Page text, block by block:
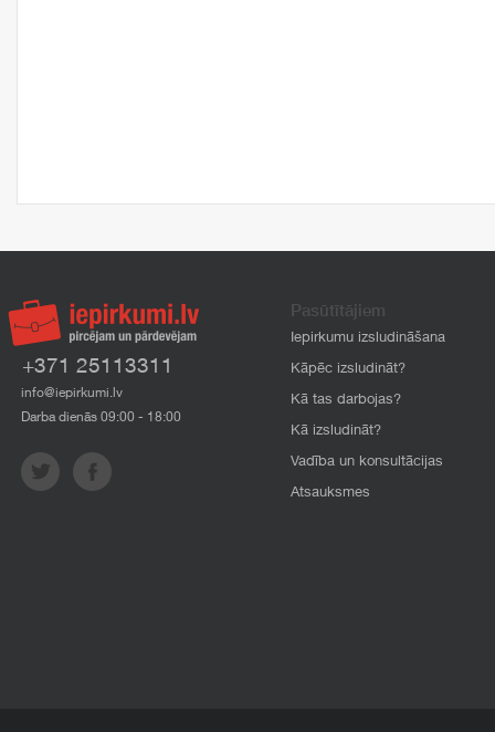
+371 25113311
info@iepirkumi.lv
Darba dienās 09:00 - 18:00
Pasūtītājiem
Iepirkumu izsludināšana
Kāpēc izsludināt?
Kā tas darbojas?
Kā izsludināt?
Vadība un konsultācijas
Atsauksmes